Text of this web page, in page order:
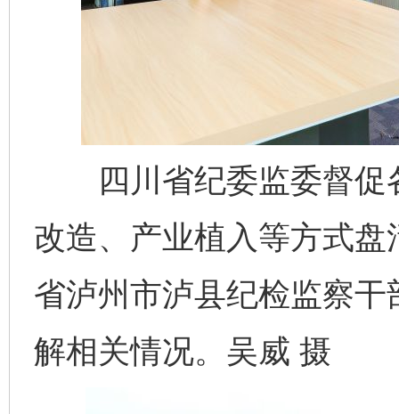
四川省纪委监委督促
改造、产业植入等方式
省泸州市泸县纪检监察
解相关情况。吴威 摄